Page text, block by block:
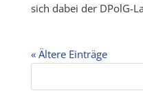
sich dabei der DPolG-
« Ältere Einträge